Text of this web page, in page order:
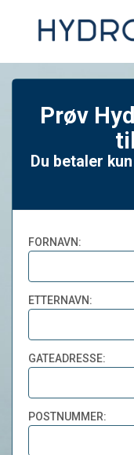
Prøv
Du betaler
FORNAVN:
ETTERNAVN:
GATEADRESSE:
POSTNUMMER: